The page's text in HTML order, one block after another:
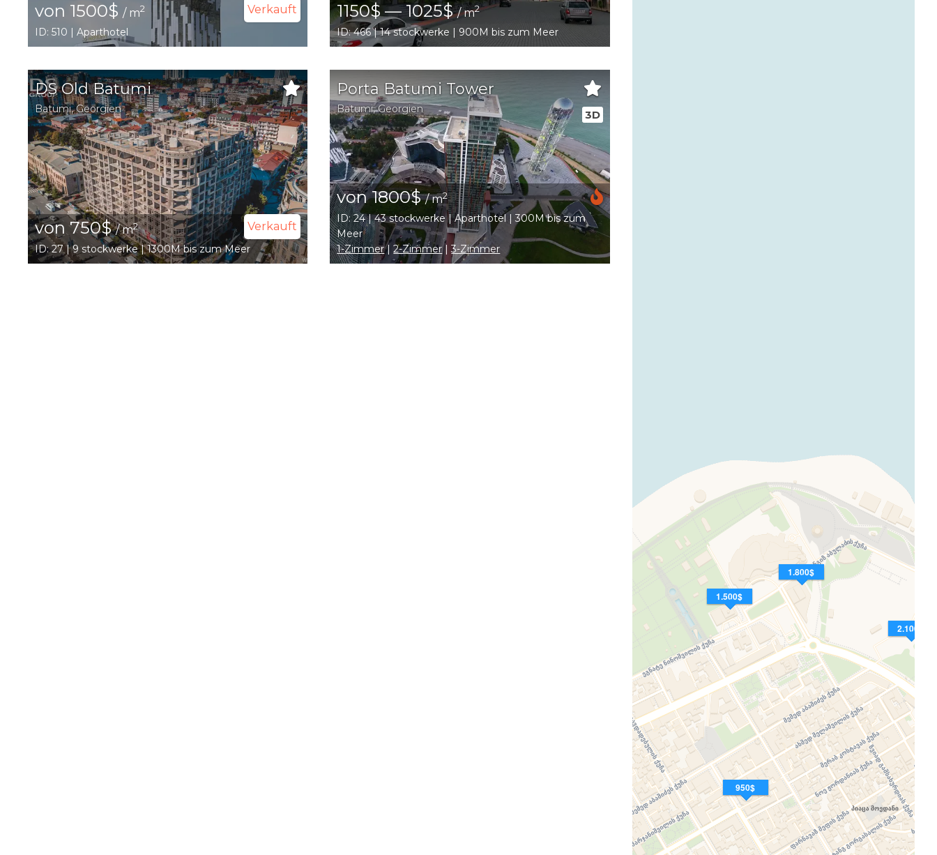
von 1500$ / m2 Verkauft
ID: 510 | Aparthotel
1150$ — 1025$/ m2
ID: 466 | 14 stockwerke | 900M bis zum Meer
DS Old Batumi
Batumi,Georgien
von 750$/ m2 Verkauft
ID: 27 | 9 stockwerke | 1300M bis zum Meer
Porta Batumi Tower
Batumi,Georgien 3D
von 1800$/ m2
ID: 24 | 43 stockwerke | Aparthotel | 300M bis zum
Meer
1-Zimmer|2-Zimmer|3-Zimmer
1.800$
1.500$
2.100$
950$